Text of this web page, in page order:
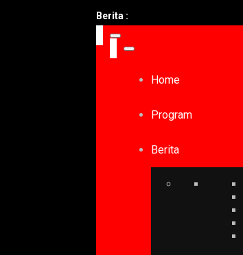
Berita :
Home
Program
Berita